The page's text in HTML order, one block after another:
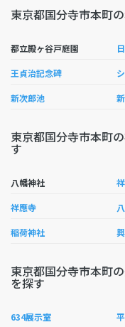
東京都国分寺市本町
都立殿ヶ谷戸庭園
王貞治記念碑
新次郎池
東京都国分寺市本町
す
八幡神社
祥應寺
稲荷神社
東京都国分寺市本町
を探す
634展示室